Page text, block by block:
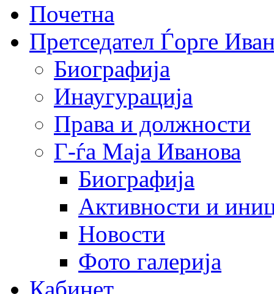
Почетна
Претседател Ѓорге
Биографија
Инаугурација
Права и должности
Г-ѓа Маја Иванова
Биографија
Активности и
Новости
Фото галерија